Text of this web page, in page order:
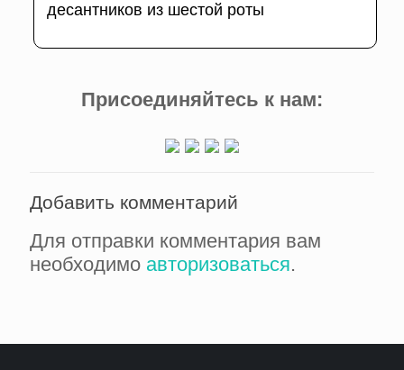
десантников из шестой роты
Присоединяйтесь к нам:
Добавить комментарий
Для отправки комментария вам
необходимо авторизоваться.